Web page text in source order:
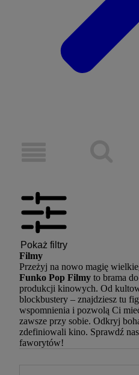
Pokaż filtry
Filmy
Przeżyj na nowo magię
Funko Pop Filmy to brama
produkcji kinowych. Od
blockbustery – znajdziesz tu
wspomnienia i pozwolą Ci
zawsze przy sobie. Odkryj
zdefiniowali kino. Sprawdź
faworytów!